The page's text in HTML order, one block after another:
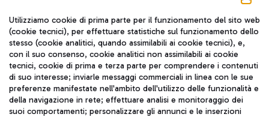
Fast Food
Treno
Raggiungi velocemente l'aeroporto di Fiumicino da Roma
tramite i servizi ferroviari Trenitalia.
Seguici sui social
TRAVEL JOURNAL
ITA
Utilizziamo cookie di prima parte per il funzionamento del sito web
(cookie tecnici), per effettuare statistiche sul funzionamento dello
stesso (cookie analitici, quando assimilabili ai cookie tecnici), e,
con il suo consenso, cookie analitici non assimilabili ai cookie
tecnici, cookie di prima e terza parte per comprendere i contenuti
di suo interesse; inviarle messaggi commerciali in linea con le sue
preferenze manifestate nell'ambito dell'utilizzo delle funzionalità e
della navigazione in rete; effettuare analisi e monitoraggio dei
suoi comportamenti; personalizzare gli annunci e le inserzioni